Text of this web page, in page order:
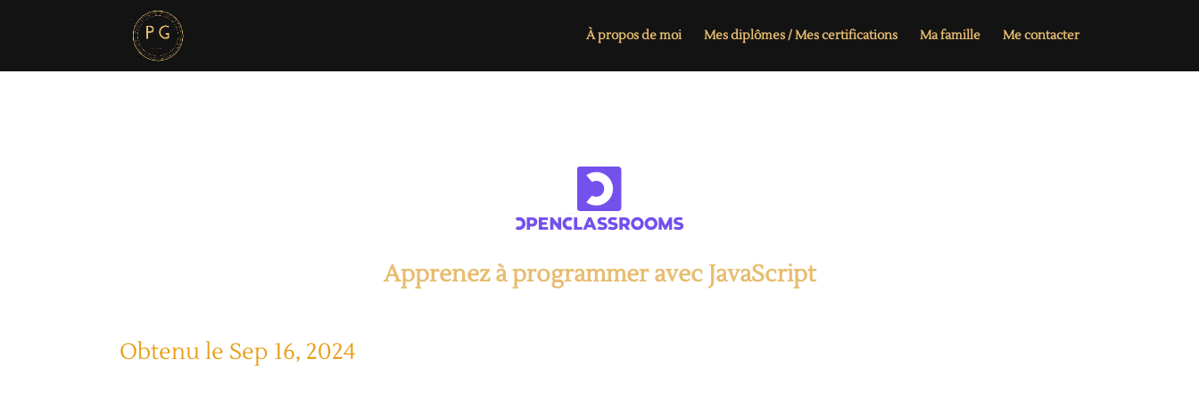
À propos de moi Mes diplômes / Mes certifications Ma famille Me contacter
Apprenez à programmer avec JavaScript
Obtenu le Sep 16, 2024